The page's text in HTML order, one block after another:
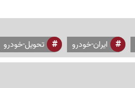
ایران-خودرو تحویل-خودرو